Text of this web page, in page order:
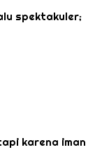
spektakuler;
karena iman